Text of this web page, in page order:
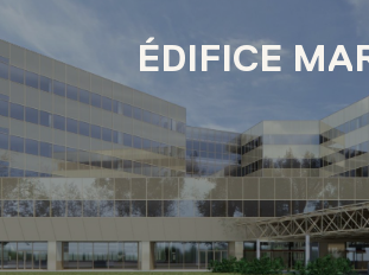
ÉDIFICE